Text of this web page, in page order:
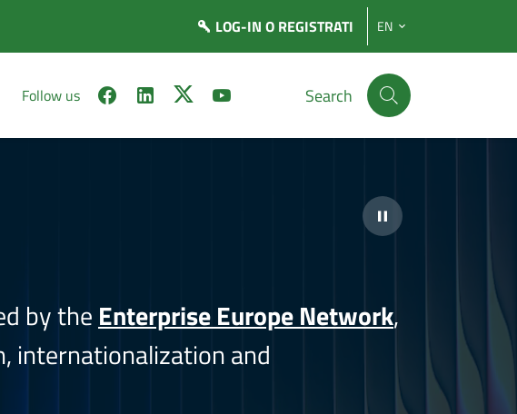
LOG-IN O REGISTRATI EN
Follow us Search
by the Enterprise Europe Network,
internationalization and